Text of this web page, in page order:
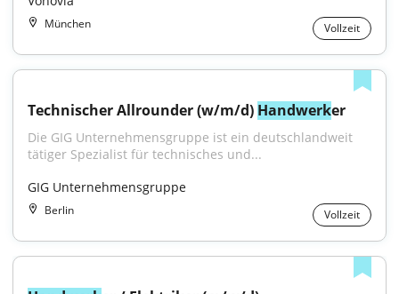
München Vollzeit
Technischer Allrounder (w/m/d) Handwerker
Die GIG Unternehmensgruppe ist ein deutschlandweit
tätiger Spezialist für technisches und...
GIG Unternehmensgruppe
Berlin Vollzeit